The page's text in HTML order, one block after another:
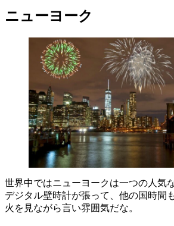
ニューヨーク
世界中ではニューヨークは一つの人気
デジタル壁時計が張って、他の国時間
火を見ながら言い雰囲気だな。